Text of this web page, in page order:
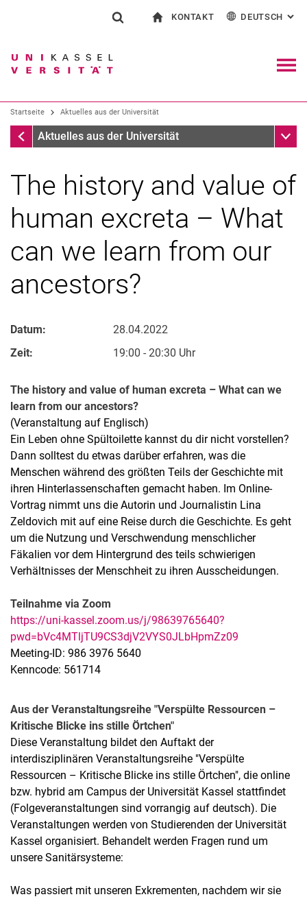
Springe direkt zu: Inhalt
Springe direkt zu: Suche
Springe direkt zu:
Suchen (öffnet externen Link in einem
KONTAKT
Kontakt für Presse und Öffentlichkeit
Einrichtungen suchen
DEUTSCH :
Startseite Aktuelles aus der Universität
Startseite
Aktuelles aus der Universität
The history and value of
human excreta – What
can we learn from our
ancestors?
Datum:
28.04.2022
Zeit:
19:00 - 20:30 Uhr
The history and value of human excreta – What can we
learn from our ancestors?
(Veranstaltung auf Englisch)
Ein Leben ohne Spültoilette kannst du dir nicht vorstellen?
Dann solltest du etwas darüber erfahren, was die
Menschen während des größten Teils der Geschichte mit
ihren Hinterlassenschaften gemacht haben. Im Online-
Vortrag nimmt uns die Autorin und Journalistin Lina
Zeldovich mit auf eine Reise durch die Geschichte. Es geht
um die Nutzung und Verschwendung menschlicher
Fäkalien vor dem Hintergrund des teils schwierigen
Verhältnisses der Menschheit zu ihren Ausscheidungen.
Teilnahme via Zoom
https://uni-kassel.zoom.us/j/98639765640?
pwd=bVc4MTljTU9CS3djV2VYS0JLbHpmZz09
Meeting-ID: 986 3976 5640
Kenncode: 561714
Aus der Veranstaltungsreihe "Verspülte Ressourcen –
Kritische Blicke ins stille Örtchen"
Diese Veranstaltung bildet den Auftakt der
interdisziplinären Veranstaltungsreihe "Verspülte
Ressourcen – Kritische Blicke ins stille Örtchen", die online
bzw. hybrid am Campus der Universität Kassel stattfindet
(Folgeveranstaltungen sind vorrangig auf deutsch). Die
Veranstaltungen werden von Studierenden der Universität
Kassel organisiert. Behandelt werden Fragen rund um
unsere Sanitärsysteme:
Was passiert mit unseren Exkrementen, nachdem wir sie